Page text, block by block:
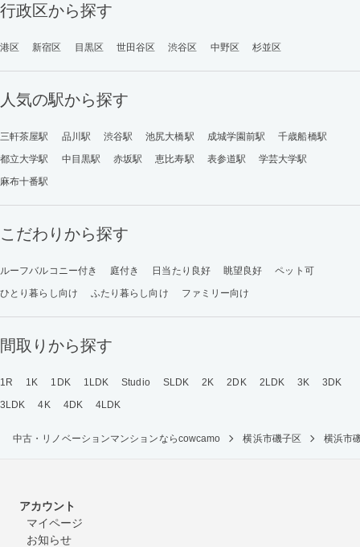
行政区から探す
港区 新宿区 目黒区 世田谷区 渋谷区 中野区 杉並区
人気の駅から探す
三軒茶屋駅 品川駅 渋谷駅 池尻大橋駅 成城学園前駅
千歳船橋駅
都立大学駅
中目黒駅 赤坂駅 恵比寿駅 表参道駅
学芸大学駅
麻布十番駅
こだわりから探す
ルーフバルコニー付き 庭付き 日当たり良好 眺望良好
ペット可
ひとり暮らし向け
ふたり暮らし向け ファミリー向け
間取りから探す
1R 1K 1DK 1LDK Studio SLDK 2K 2DK 2LDK 3K
3DK
3LDK
4K 4DK 4LDK
中古・リノベーションマンションならcowcamo 横浜市磯子区 横浜市
アカウント
マイページ
お知らせ